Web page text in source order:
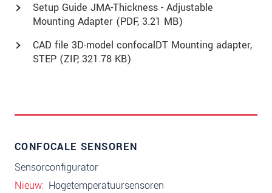
Setup Guide JMA-Thickness - Adjustable
Mounting Adapter (PDF, 3.21 MB)
CAD file 3D-model confocalDT Mounting adapter,
STEP (ZIP, 321.78 KB)
CONFOCALE SENSOREN
Sensorconfigurator
Nieuw Hogetemperatuursensoren